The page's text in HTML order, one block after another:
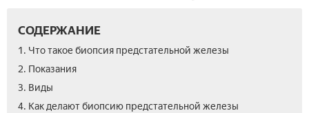
СОДЕРЖАНИЕ
1. Что такое биопсия предстательной железы
2. Показания
3. Виды
4. Как делают биопсию предстательной железы